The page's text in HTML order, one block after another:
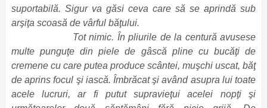
suportabilă. Sigur va găsi ceva care să se aprindă sub
arşiţa scoasă de vârful băţului.
Tot nimic. În pliurile de la centură avusese
multe punguţe din piele de gâscă pline cu bucăţi de
cremene cu care putea produce scântei, muşchi uscat, băţ
de aprins focul şi iască. Îmbrăcat şi având asupra lui toate
acele lucruri, ar fi putut supravieţui acelei nopţi şi